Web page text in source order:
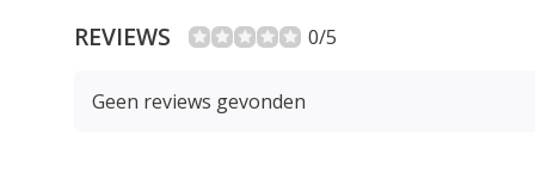
REVIEWS 0/5
Geen reviews gevonden